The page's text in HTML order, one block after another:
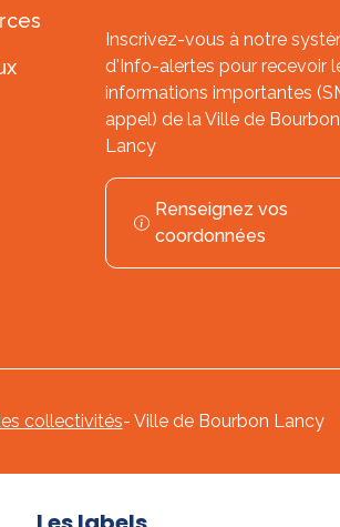
Inscrivez-vous à notre
d'Info-alertes pour recevoir
informations importantes
appel) de la Ville de Bourbon
Lancy
Renseignez vos
coordonnées
collectivités- Ville de Bourbon Lancy